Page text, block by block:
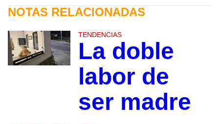
NOTAS RELACIONADAS
TENDENCIAS
La doble
labor de
ser madre